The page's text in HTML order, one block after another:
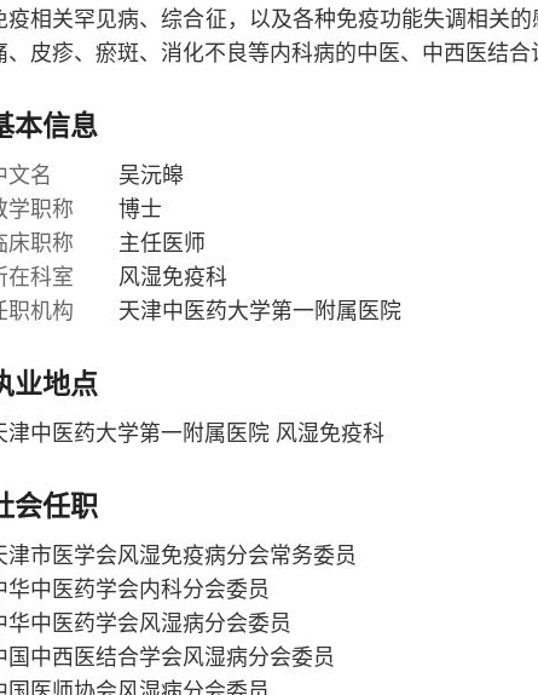
疫相关罕见病、综合征，以及各种免疫功能失调相关
、皮疹、瘀斑、消化不良等内科病的中医、中西医结合
本信息
文名
吴沅皞
学职称
博士
床职称
主任医师
在科室
风湿免疫科
职机构
天津中医药大学第一附属医院
业地点
津中医药大学第一附属医院 风湿免疫科
会任职
津市医学会风湿免疫病分会常务委员
华中医药学会内科分会委员
华中医药学会风湿病分会委员
国中西医结合学会风湿病分会委员